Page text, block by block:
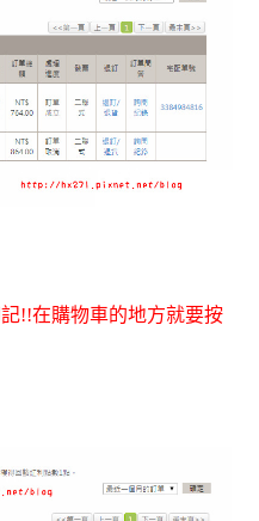
!!在購物車的地方就要按